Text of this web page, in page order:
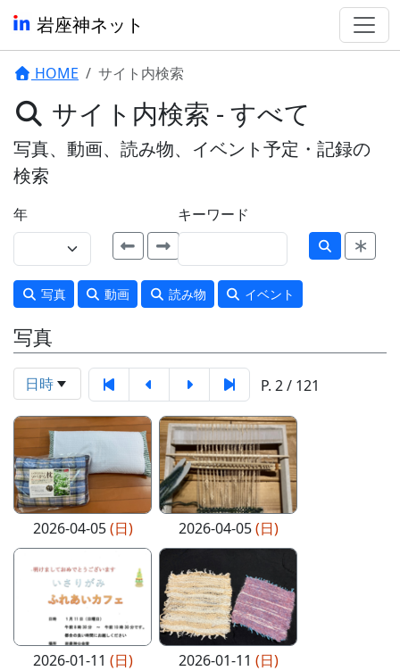
岩座神ネット
HOME サイト内検索
サイト内検索 - すべて
写真、動画、読み物、イベント予定・記録の
検索
年 キーワード
写真 動画 読み物 イベント
写真
日時 P. 2 / 121
2026-04-05(日) 2026-04-05(日)
2026-01-11 (日) 2026-01-11 (日)